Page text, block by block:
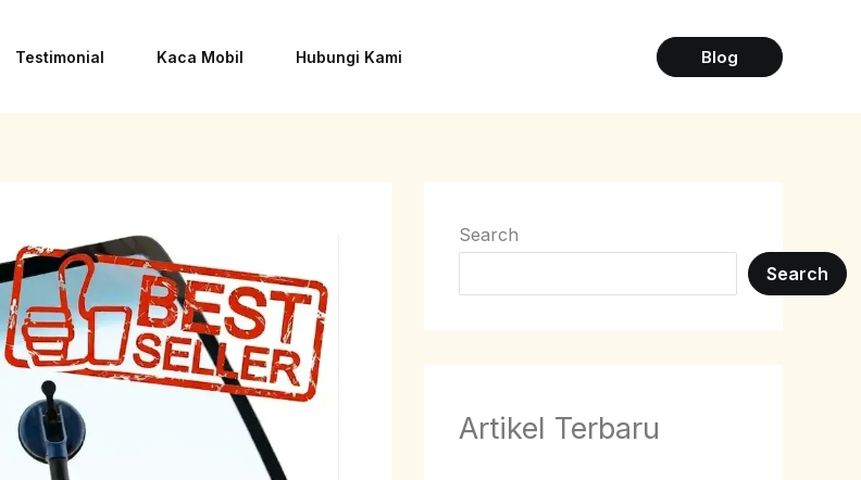
Testimonial Kaca Mobil Hubungi Kami Blog
Search
Search
Artikel Terbaru